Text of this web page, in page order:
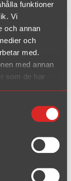
funktioner
Vi
och annan
och
med.
med annan
som de har
produkter